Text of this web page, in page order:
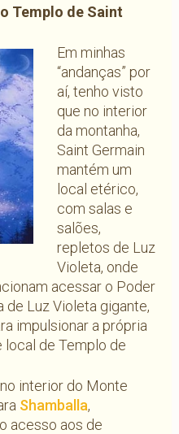
Templo de Saint
Em minhas
“andanças” por
aí, tenho visto
que no interior
da montanha,
Saint Germain
mantém um
local etérico,
com salas e
salões,
repletos de Luz
Violeta, onde
acessar o Poder
de Luz Violeta gigante,
impulsionar a própria
local de Templo de
interior do Monte
Shamballa,
acesso aos de